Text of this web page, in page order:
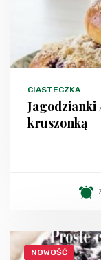
CIASTECZKA
Jagodzianki
kruszonką
NOWOŚĆ